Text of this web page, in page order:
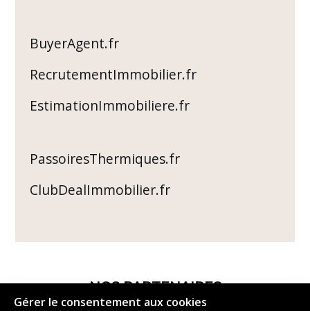
Gérer le consentement aux cookies
BuyerAgent.fr
RecrutementImmobilier.fr
EstimationImmobiliere.fr
PassoiresThermiques.fr
ClubDealImmobilier.fr
NOS PARTENAIRES